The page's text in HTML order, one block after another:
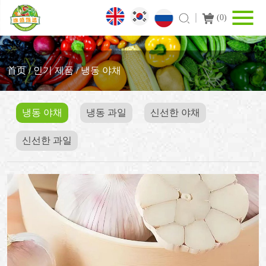
(0)
首页/인기 제품/냉동 야채
냉동 야채 냉동 과일 신선한 야채
신선한 과일